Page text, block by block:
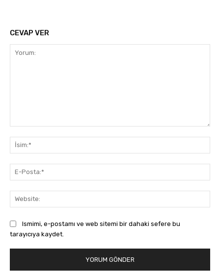
CEVAP VER
Ismimi, e-postamı ve web sitemi bir dahaki sefere bu
tarayıcıya kaydet.